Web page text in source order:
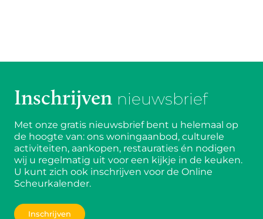
Inschrijven nieuwsbrief
Met onze gratis nieuwsbrief bent u helemaal op
de hoogte van: ons woningaanbod, culturele
activiteiten, aankopen, restauraties én nodigen
wij u regelmatig uit voor een kijkje in de keuken.
U kunt zich ook inschrijven voor de Online
Scheurkalender.
Inschrijven